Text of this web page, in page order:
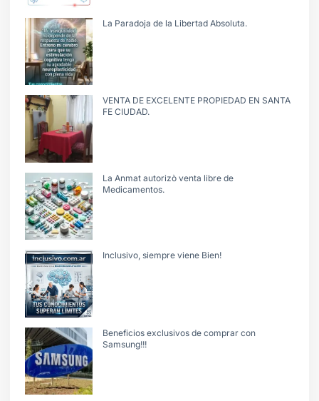
La Paradoja de la Libertad Absoluta.
VENTA DE EXCELENTE PROPIEDAD EN SANTA
FE CIUDAD.
La Anmat autorizò venta libre de
Medicamentos.
Inclusivo, siempre viene Bien!
Beneficios exclusivos de comprar con
Samsung!!!